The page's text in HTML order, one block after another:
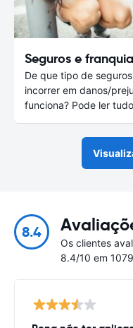
Seguros e
De que tipo de
incorrer em danos/
funciona? Pode ler
8.4
Os clientes
8.4/10 em